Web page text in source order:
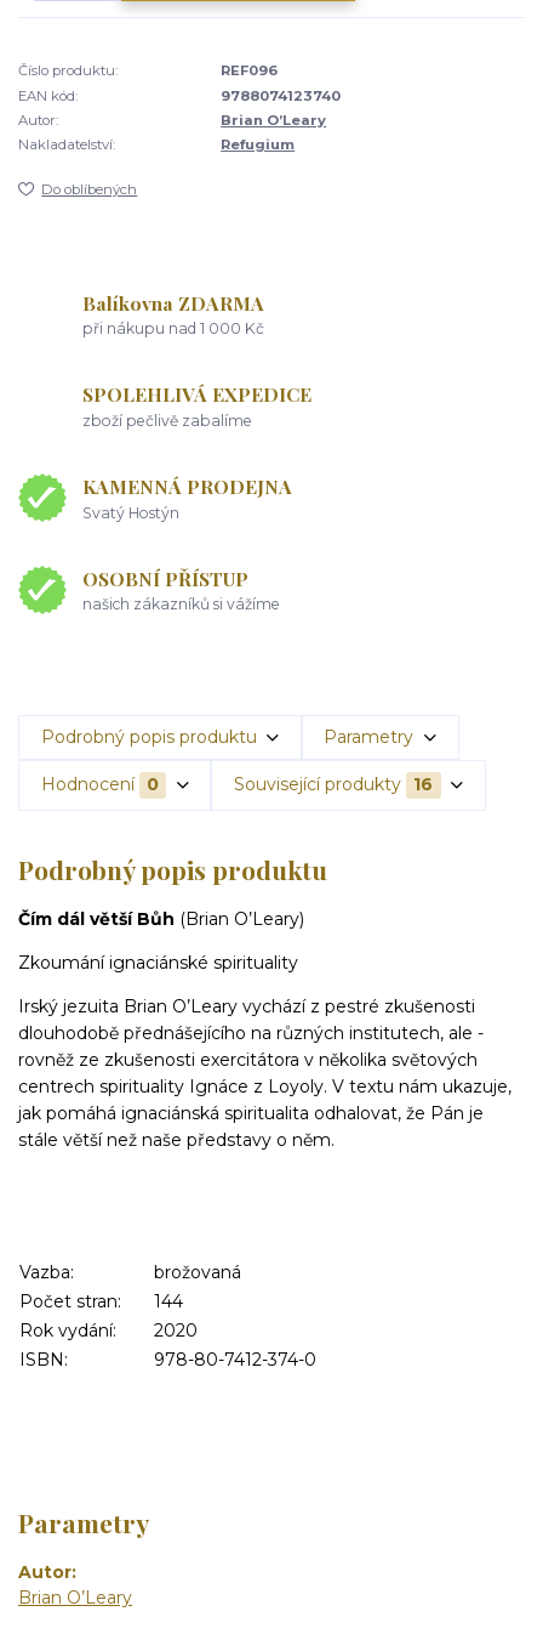
Číslo produktu:
REF096
EAN kód:
9788074123740
Autor:
Brian O’Leary
Nakladatelství:
Refugium
Do oblíbených
Balíkovna ZDARMA
při nákupu nad 1 000 Kč
SPOLEHLIVÁ EXPEDICE
zboží pečlivě zabalíme
KAMENNÁ PRODEJNA
Svatý Hostýn
OSOBNÍ PŘÍSTUP
našich zákazníků si vážíme
Podrobný popis produktu Parametry
Hodnocení 0 Související produkty 16
Podrobný popis produktu
Čím dál větší Bůh (Brian O’Leary)
Zkoumání ignaciánské spirituality
Irský jezuita Brian O’Leary vychází z pestré zkušenosti
dlouhodobě přednášejícího na různých institutech, ale ­
rovněž ze zkušenosti exercitátora v několika světových
centrech spiri­tuality Ignáce z Loyoly. V textu nám ukazuje,
jak pomáhá ignaciánská spiritualita odhalovat, že Pán je
stále větší než naše představy o něm.
Vazba:
brožovaná
Počet stran:
144
Rok vydání:
2020
ISBN:
978-80-7412-374-0
Parametry
Autor
Brian O’Leary